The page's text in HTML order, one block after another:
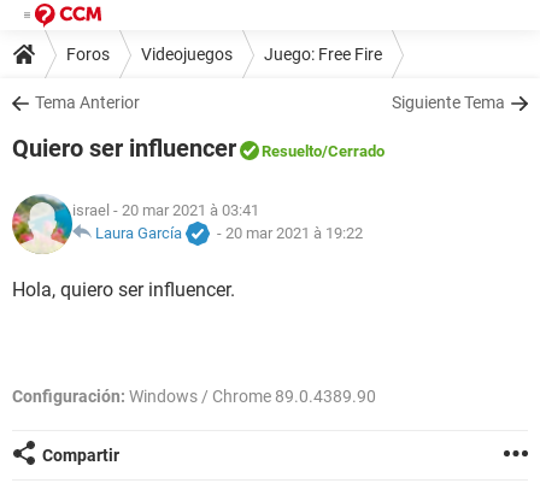
Foros Videojuegos Juego: Free Fire
Tema Anterior Siguiente Tema
Quiero ser influencer Resuelto/Cerrado
israel - 20 mar 2021 à 03:41
Laura García
- 20 mar 2021 à 19:22
Hola, quiero ser influencer.
Configuración: Windows / Chrome 89.0.4389.90
Compartir